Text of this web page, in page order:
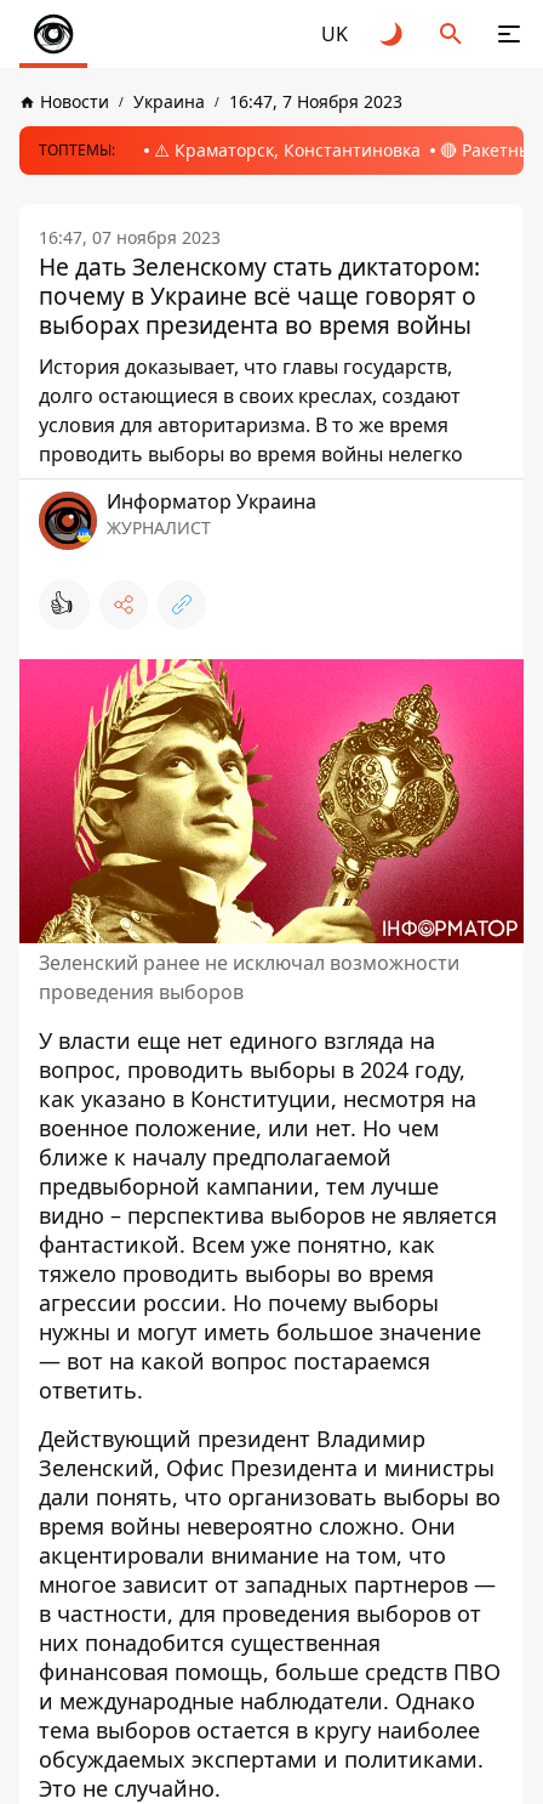
UK
Новости Украина 16:47, 7 Ноября 2023
ТОПТЕМЫ: ⚠️ Краматорск, Константиновка 🔴
16:47, 07 ноября 2023
Не дать Зеленскому стать диктатором:
почему в Украине всё чаще говорят о
выборах президента во время войны
История доказывает, что главы государств,
долго остающиеся в своих креслах, создают
условия для авторитаризма. В то же время
проводить выборы во время войны нелегко
Информатор Украина
ЖУРНАЛИСТ
👍
Зеленский ранее не исключал возможности
проведения выборов
У власти еще нет единого взгляда на
вопрос, проводить выборы в 2024 году,
как указано в Конституции, несмотря на
военное положение, или нет. Но чем
ближе к началу предполагаемой
предвыборной кампании, тем лучше
видно – перспектива выборов не является
фантастикой. Всем уже понятно, как
тяжело проводить выборы во время
агрессии россии. Но почему выборы
нужны и могут иметь большое значение
— вот на какой вопрос постараемся
ответить.
Действующий президент Владимир
Зеленский, Офис Президента и министры
дали понять, что организовать выборы во
время войны невероятно сложно. Они
акцентировали внимание на том, что
многое зависит от западных партнеров —
в частности, для проведения выборов от
них понадобится существенная
финансовая помощь, больше средств ПВО
и международные наблюдатели. Однако
тема выборов остается в кругу наиболее
обсуждаемых экспертами и политиками.
Это не случайно.